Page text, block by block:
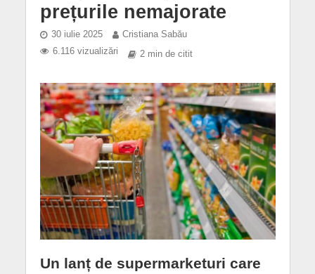
prețurile nemajorate
30 iulie 2025
Cristiana Sabău
6.116 vizualizări
2 min de citit
Un lanț de supermarketuri care